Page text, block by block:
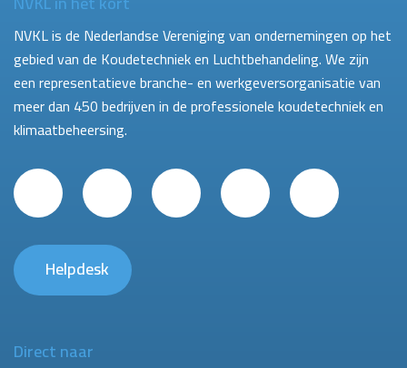
NVKL is de Nederlandse Vereniging van ondernemingen op het
gebied van de Koudetechniek en Luchtbehandeling. We zijn
een representatieve branche- en werkgeversorganisatie van
meer dan 450 bedrijven in de professionele koudetechniek en
klimaatbeheersing.
Helpdesk
Direct naar